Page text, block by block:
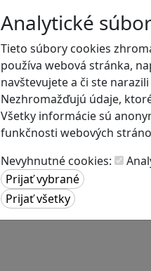
Analytické
Tieto súbory cookies
používa webová stránka,
navštevujete a či ste
Nezhromažďujú údaje,
Všetky informácie sú
funkčnosti webových
Nevyhnutné cookies: